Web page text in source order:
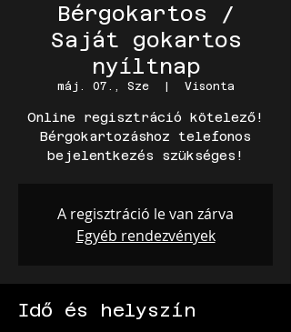
Bérgokartos /
Saját gokartos
nyíltnap
máj. 07., Sze
  |
Visonta
Online regisztráció kötelező!
Bérgokartozáshoz telefonos
bejelentkezés szükséges!
A regisztráció le van zárva
Egyéb rendezvények
Idő és helyszín